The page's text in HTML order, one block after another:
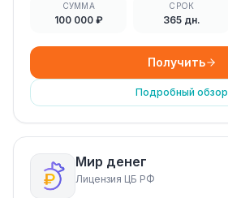
СУММА
100 000 ₽
СРОК
365 дн.
Получить
Подробный обзор
Мир денег
Лицензия ЦБ РФ